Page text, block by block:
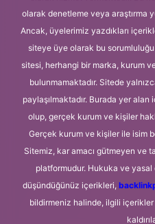
olarak denetleme veya araştırma
Ancak, üyelerimiz yazdıkları
siteye üye olarak bu
sitesi, herhangi bir marka, kurum
bulunmamaktadır. Sitede
paylaşılmaktadır. Burada yer
olup, gerçek kurum ve kişiler
Gerçek kurum ve kişiler ile isim
Sitemiz, kar amacı gütmeyen ve
platformudur. Hukuka ve yasal
düşündüğünüz içerikleri,
bildirmeniz halinde, ilgili